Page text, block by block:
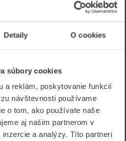
Detaily O cookies
súbory cookies
a reklám, poskytovanie funkcií
návštevnosti používame
o tom, ako používate naše
aj našim partnerom v
a analýzy. Títo partneri